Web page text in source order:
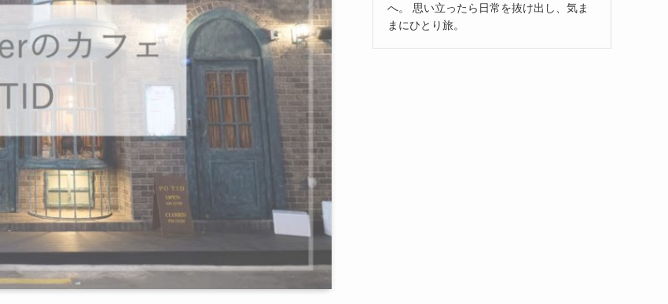
へ。 思い立ったら日常を抜け出し、気ま
まにひとり旅。